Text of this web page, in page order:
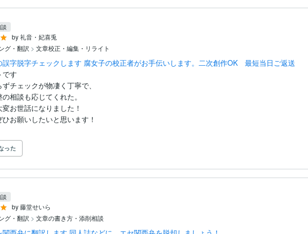
by 礼音・妃喜兎
グ・翻訳 > 文章校正・編集・リライト
誤字脱字チェックします 腐女子の校正者がお手伝いします。二次創作OK 最短当日ご返送
です
チェックが物凄く丁寧で、
相談も応じてくれた。
お世話になりました！
った
by 藤堂せいら
グ・翻訳 > 文章の書き方・添削相談